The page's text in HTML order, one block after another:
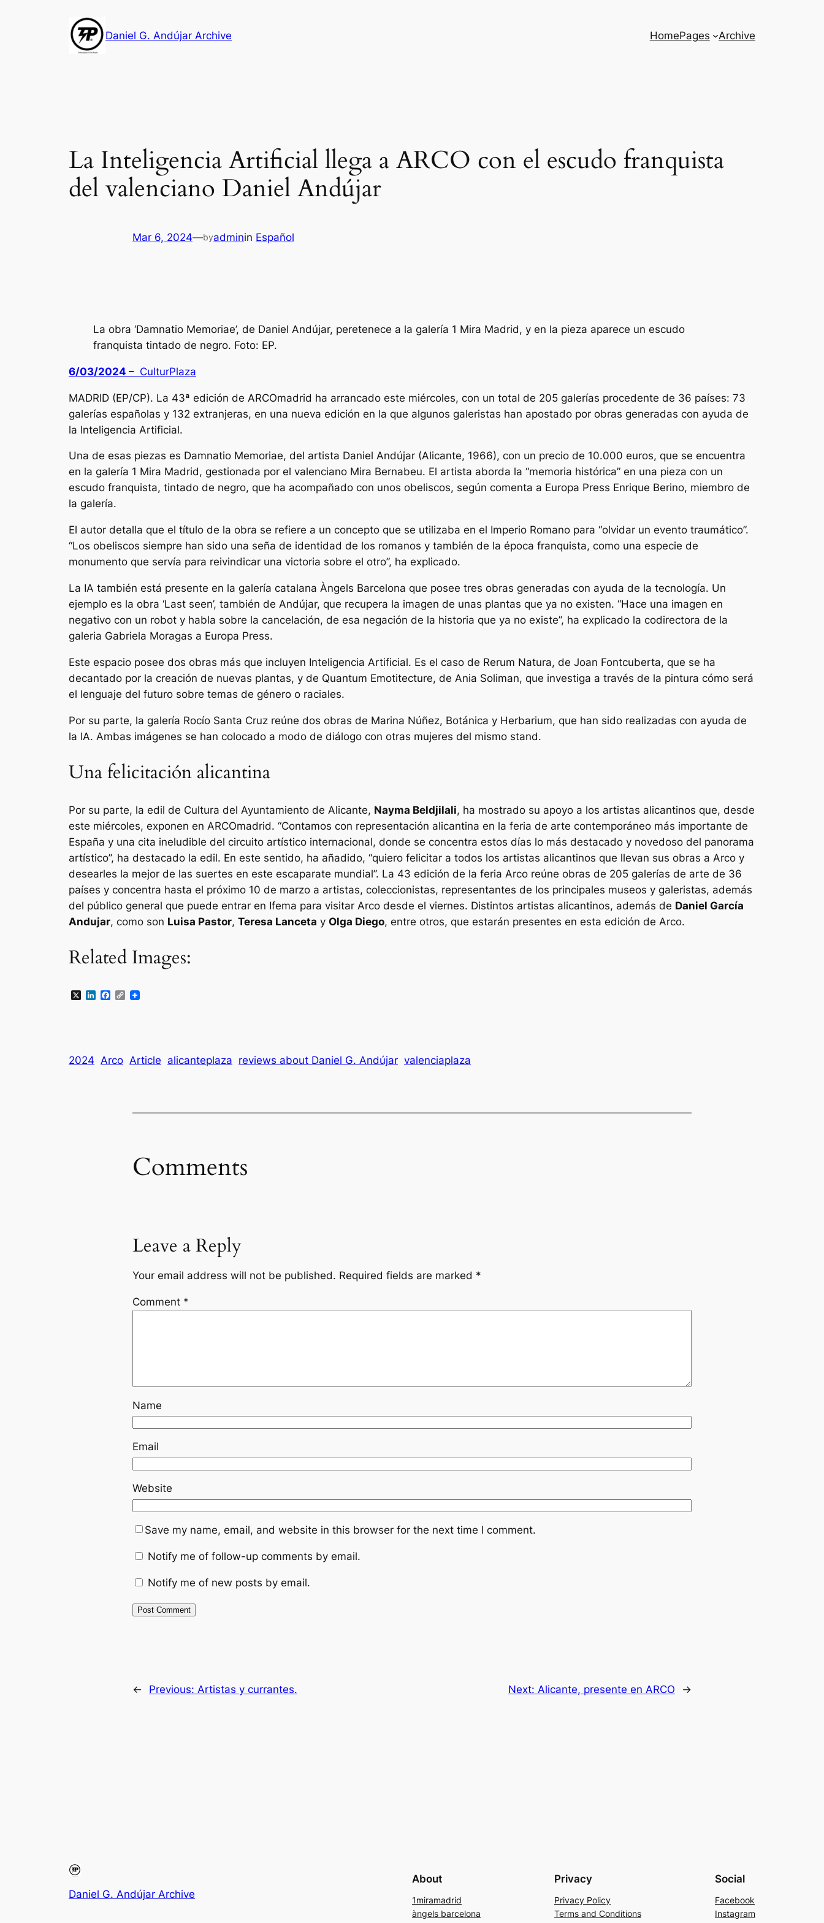
Daniel G. Andújar Archive HomePages Archive
La Inteligencia Artificial llega a ARCO con el escudo franquista
del valenciano Daniel Andújar
Mar 6, 2024—byadminin Español
La obra ‘Damnatio Memoriae’, de Daniel Andújar, peretenece a la galería 1 Mira Madrid, y en la pieza aparece un escudo
franquista tintado de negro. Foto: EP.
6/03/2024 – CulturPlaza
MADRID (EP/CP). La 43ª edición de ARCOmadrid ha arrancado este miércoles, con un total de 205 galerías procedente de 36 países: 73
galerías españolas y 132 extranjeras, en una nueva edición en la que algunos galeristas han apostado por obras generadas con ayuda de
la Inteligencia Artificial.
Una de esas piezas es Damnatio Memoriae, del artista Daniel Andújar (Alicante, 1966), con un precio de 10.000 euros, que se encuentra
en la galería 1 Mira Madrid, gestionada por el valenciano Mira Bernabeu. El artista aborda la “memoria histórica” en una pieza con un
escudo franquista, tintado de negro, que ha acompañado con unos obeliscos, según comenta a Europa Press Enrique Berino, miembro de
la galería.
El autor detalla que el título de la obra se refiere a un concepto que se utilizaba en el Imperio Romano para “olvidar un evento traumático”.
“Los obeliscos siempre han sido una seña de identidad de los romanos y también de la época franquista, como una especie de
monumento que servía para reivindicar una victoria sobre el otro”, ha explicado.
La IA también está presente en la galería catalana Àngels Barcelona que posee tres obras generadas con ayuda de la tecnología. Un
ejemplo es la obra ‘Last seen’, también de Andújar, que recupera la imagen de unas plantas que ya no existen. “Hace una imagen en
negativo con un robot y habla sobre la cancelación, de esa negación de la historia que ya no existe”, ha explicado la codirectora de la
galeria Gabriela Moragas a Europa Press.
Este espacio posee dos obras más que incluyen Inteligencia Artificial. Es el caso de Rerum Natura, de Joan Fontcuberta, que se ha
decantado por la creación de nuevas plantas, y de Quantum Emotitecture, de Ania Soliman, que investiga a través de la pintura cómo será
el lenguaje del futuro sobre temas de género o raciales.
Por su parte, la galería Rocío Santa Cruz reúne dos obras de Marina Núñez, Botánica y Herbarium, que han sido realizadas con ayuda de
la IA. Ambas imágenes se han colocado a modo de diálogo con otras mujeres del mismo stand.
Una felicitación alicantina
Por su parte, la edil de Cultura del Ayuntamiento de Alicante, Nayma Beldjilali, ha mostrado su apoyo a los artistas alicantinos que, desde
este miércoles, exponen en ARCOmadrid. “Contamos con representación alicantina en la feria de arte contemporáneo más importante de
España y una cita ineludible del circuito artístico internacional, donde se concentra estos días lo más destacado y novedoso del panorama
artístico”, ha destacado la edil. En este sentido, ha añadido, “quiero felicitar a todos los artistas alicantinos que llevan sus obras a Arco y
desearles la mejor de las suertes en este escaparate mundial”. La 43 edición de la feria Arco reúne obras de 205 galerías de arte de 36
países y concentra hasta el próximo 10 de marzo a artistas, coleccionistas, representantes de los principales museos y galeristas, además
del público general que puede entrar en Ifema para visitar Arco desde el viernes. Distintos artistas alicantinos, además de Daniel García
Andujar, como son Luisa Pastor, Teresa Lanceta y Olga Diego, entre otros, que estarán presentes en esta edición de Arco.
Related Images:
X LinkedInFacebook
Copy
2024 Arco Article alicanteplaza reviews about Daniel G. Andújar valenciaplaza
Comments
Leave a Reply
Your email address will not be published. Required fields are marked *
Comment *
Name
Email
Website
Save my name, email, and website in this browser for the next time I comment.
Notify me of follow-up comments by email.
Notify me of new posts by email.
← Previous: Artistas y currantes. Next: Alicante, presente en ARCO →
Daniel G. Andújar Archive
About
1miramadrid
àngels barcelona
Privacy
Privacy Policy
Terms and Conditions
Social
Facebook
Instagram